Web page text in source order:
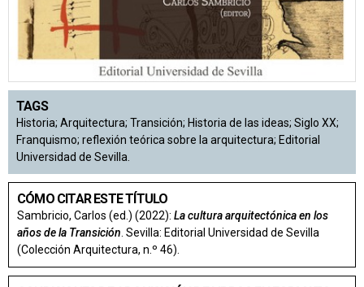
TAGS
Historia; Arquitectura; Transición; Historia de las ideas; Siglo XX;
Franquismo; reflexión teórica sobre la arquitectura; Editorial
Universidad de Sevilla.
CÓMO CITAR ESTE TÍTULO
Sambricio, Carlos (ed.) (2022): La cultura arquitectónica en los
años de la Transición. Sevilla: Editorial Universidad de Sevilla
(Colección Arquitectura, n.º 46).